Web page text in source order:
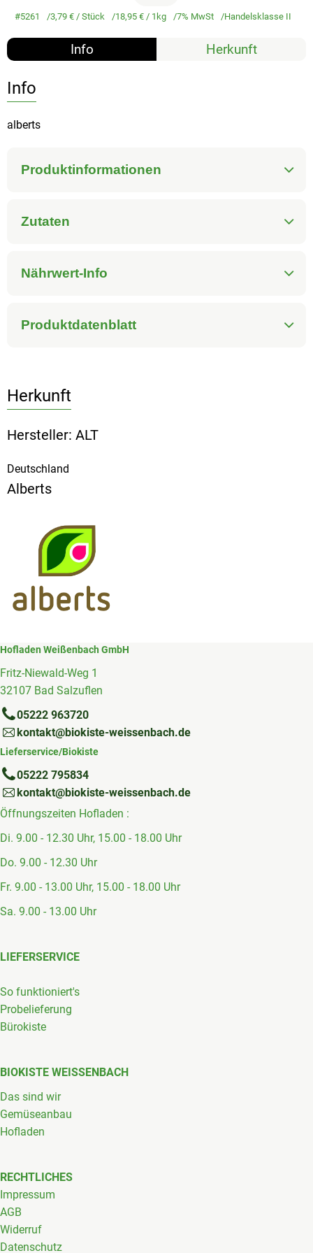
#5261 3,79 € / Stück 18,95 € / 1kg 7% MwSt Handelsklasse II
Info Herkunft
Info
alberts
Produktinformationen
Zutaten
Nährwert-Info
Produktdatenblatt
Herkunft
Hersteller: ALT
Deutschland
Alberts
Hofladen Weißenbach GmbH
Fritz-Niewald-Weg 1
32107 Bad Salzuflen
05222 963720
kontakt@biokiste-weissenbach.de
Lieferservice/Biokiste
05222 795834
kontakt@biokiste-weissenbach.de
Öffnungszeiten Hofladen :
Di. 9.00 - 12.30 Uhr, 15.00 - 18.00 Uhr
Do. 9.00 - 12.30 Uhr
Fr. 9.00 - 13.00 Uhr, 15.00 - 18.00 Uhr
Sa. 9.00 - 13.00 Uhr
LIEFERSERVICE
So funktioniert's
Probelieferung
Bürokiste
BIOKISTE WEISSENBACH
Das sind wir
Gemüseanbau
Hofladen
RECHTLICHES
Impressum
AGB
Widerruf
Datenschutz